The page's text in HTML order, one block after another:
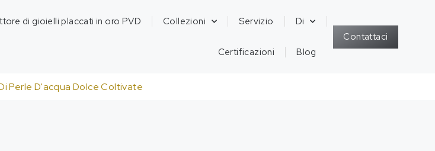
di gioielli placcati in oro PVD Collezioni Servizio Di
Certificazioni Blog
Contattaci
Perle D'acqua Dolce Coltivate